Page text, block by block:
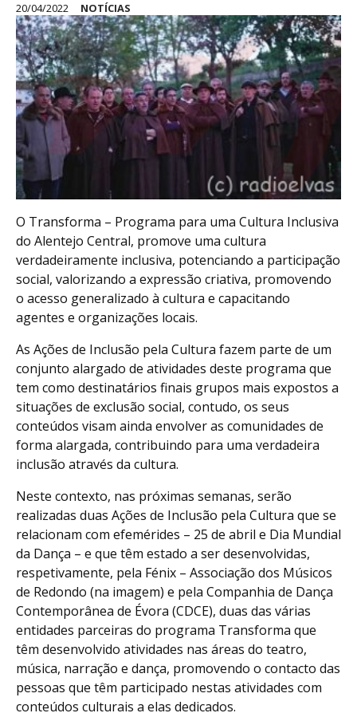
20/04/2022 NOTÍCIAS
O Transforma – Programa para uma Cultura Inclusiva
do Alentejo Central, promove uma cultura
verdadeiramente inclusiva, potenciando a participação
social, valorizando a expressão criativa, promovendo
o acesso generalizado à cultura e capacitando
agentes e organizações locais.
As Ações de Inclusão pela Cultura fazem parte de um
conjunto alargado de atividades deste programa que
tem como destinatários finais grupos mais expostos a
situações de exclusão social, contudo, os seus
conteúdos visam ainda envolver as comunidades de
forma alargada, contribuindo para uma verdadeira
inclusão através da cultura.
Neste contexto, nas próximas semanas, serão
realizadas duas Ações de Inclusão pela Cultura que se
relacionam com efemérides – 25 de abril e Dia Mundial
da Dança – e que têm estado a ser desenvolvidas,
respetivamente, pela Fénix – Associação dos Músicos
de Redondo (na imagem) e pela Companhia de Dança
Contemporânea de Évora (CDCE), duas das várias
entidades parceiras do programa Transforma que
têm desenvolvido atividades nas áreas do teatro,
música, narração e dança, promovendo o contacto das
pessoas que têm participado nestas atividades com
conteúdos culturais a elas dedicados.